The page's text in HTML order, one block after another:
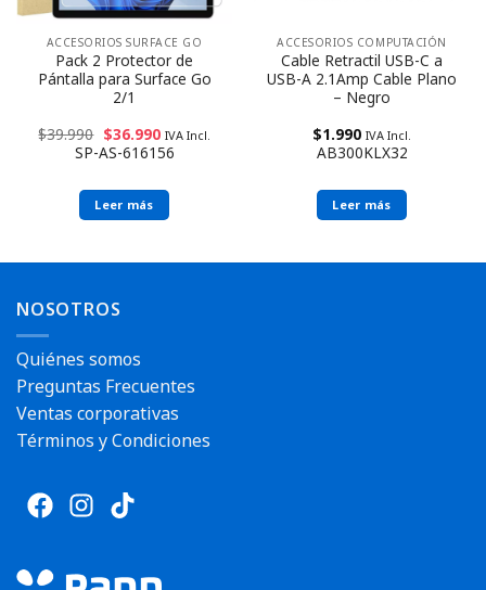
ACCESORIOS SURFACE GO
Pack 2 Protector de
Pántalla para Surface Go
2/1
$39.990 $36.990 IVA Incl.
SP-AS-616156
Leer más
ACCESORIOS COMPUTACIÓN
Cable Retractil USB-C a
USB-A 2.1Amp Cable Plano
– Negro
$1.990 IVA Incl.
AB300KLX32
Leer más
NOSOTROS
Quiénes somos
Preguntas Frecuentes
Ventas corporativas
Términos y Condiciones